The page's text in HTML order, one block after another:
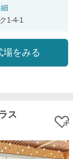
1-4-1
場をみる
ス